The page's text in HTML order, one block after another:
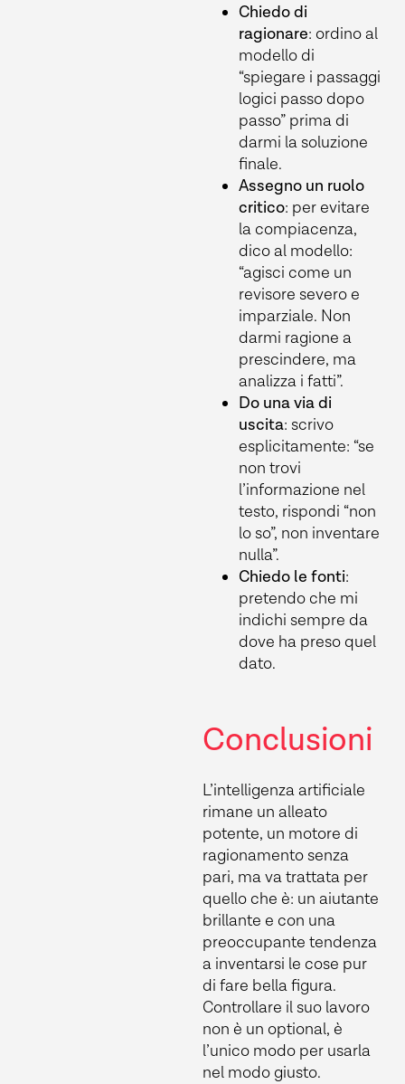
Chiedo di
ragionare: ordino al
modello di
“spiegare i passaggi
logici passo dopo
passo” prima di
darmi la soluzione
finale.
Assegno un ruolo
critico: per evitare
la compiacenza,
dico al modello:
“agisci come un
revisore severo e
imparziale. Non
darmi ragione a
prescindere, ma
analizza i fatti”.
Do una via di
uscita: scrivo
esplicitamente: “se
non trovi
l’informazione nel
testo, rispondi “non
lo so”, non inventare
nulla”.
Chiedo le fonti:
pretendo che mi
indichi sempre da
dove ha preso quel
dato.
Conclusioni
L’intelligenza artificiale
rimane un alleato
potente, un motore di
ragionamento senza
pari, ma va trattata per
quello che è: un aiutante
brillante e con una
preoccupante tendenza
a inventarsi le cose pur
di fare bella figura.
Controllare il suo lavoro
non è un optional, è
l’unico modo per usarla
nel modo giusto.